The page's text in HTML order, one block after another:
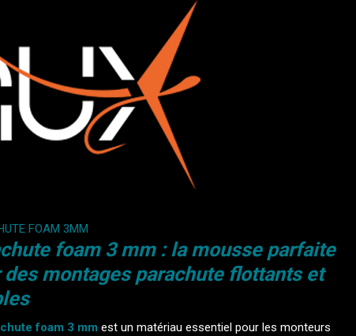
FOAM 3MM
foam 3 mm : la mousse parfaite
des montages parachute flottants et
foam 3 mm est un matériau essentiel pour les monteurs